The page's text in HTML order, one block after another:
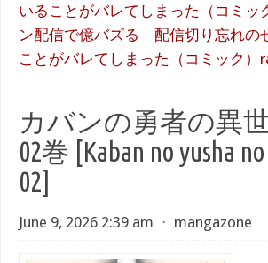
いることがバレてしまった（コミッ
ン配信で億バズる 配信切り忘れの
ことがバレてしまった（コミック）
カバンの勇者の異
02巻 [Kaban no yusha
02]
June 9, 2026 2:39 am ⋅ mangazone